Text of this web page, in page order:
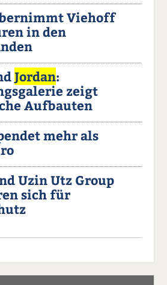
Viehoff
in den
Jordan:
zeigt
Aufbauten
mehr als
Uzin Utz Group
sich für